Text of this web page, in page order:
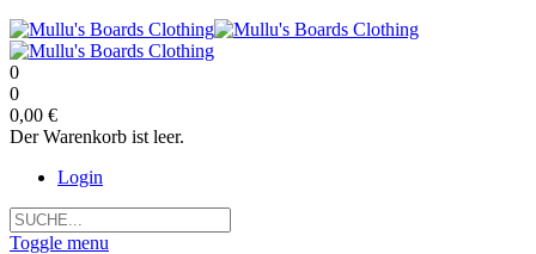
0
0
0,00 €
Der Warenkorb ist leer.
Login
Toggle menu